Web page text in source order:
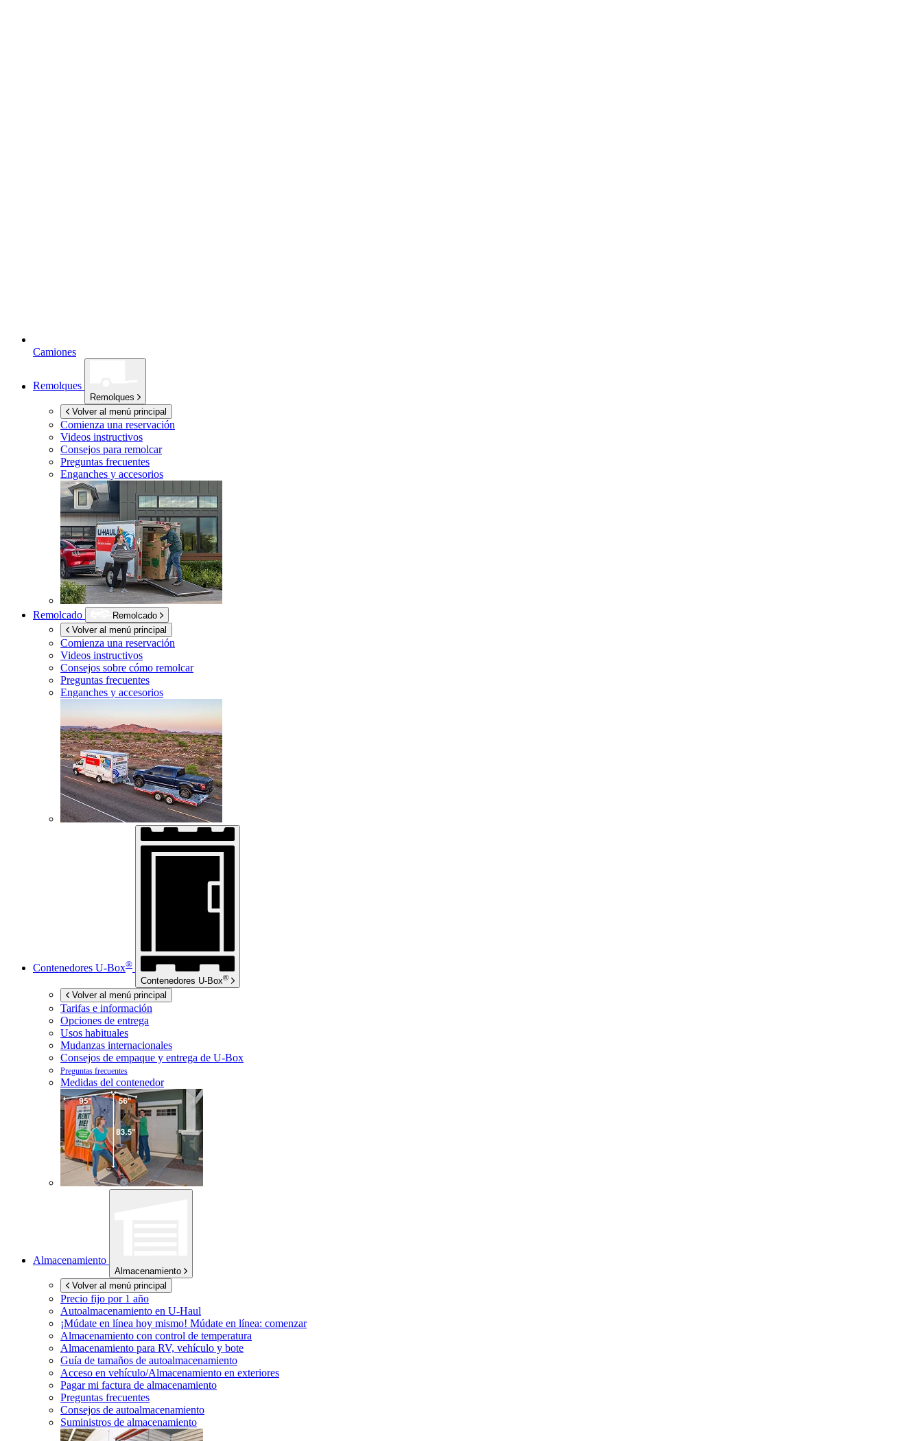
Camiones
Remolques
Remolques
Volver al menú principal
Comienza una reservación
Videos instructivos
Consejos para remolcar
Preguntas frecuentes
Enganches y accesorios
Remolcado
Remolcado
Volver al menú principal
Comienza una reservación
Videos instructivos
Consejos sobre cómo remolcar
Preguntas frecuentes
Enganches y accesorios
Contenedores U-Box®
Contenedores U-Box®
Volver al menú principal
Tarifas e información
Opciones de entrega
Usos habituales
Mudanzas internacionales
Consejos de empaque y entrega de U-Box
Preguntas frecuentes
Medidas del contenedor
Almacenamiento
Almacenamiento
Volver al menú principal
Precio fijo por 1 año
Autoalmacenamiento en U-Haul
¡Múdate en línea hoy mismo! Múdate en línea: comenzar
Almacenamiento con control de temperatura
Almacenamiento para RV, vehículo y bote
Guía de tamaños de autoalmacenamiento
Acceso en vehículo/Almacenamiento en exteriores
Pagar mi factura de almacenamiento
Preguntas frecuentes
Consejos de autoalmacenamiento
Suministros de almacenamiento